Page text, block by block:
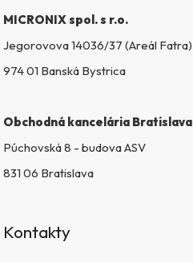
MICRONIX spol. s r.o.
Jegorovova 14036/37 (Areál Fatra)
974 01 Banská Bystrica
Obchodná kancelária Bratislava
Púchovská 8 - budova ASV
831 06 Bratislava
Kontakty